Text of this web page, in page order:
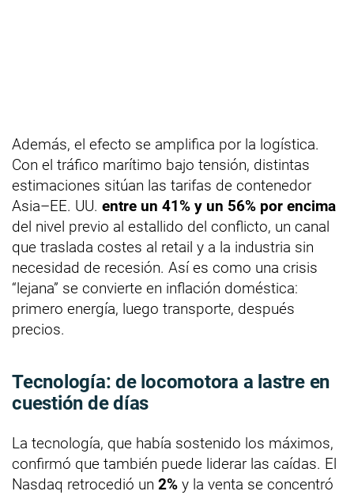
Además, el efecto se amplifica por la logística.
Con el tráfico marítimo bajo tensión, distintas
estimaciones sitúan las tarifas de contenedor
Asia–EE. UU. entre un 41% y un 56% por encima
del nivel previo al estallido del conflicto, un canal
que traslada costes al retail y a la industria sin
necesidad de recesión. Así es como una crisis
“lejana” se convierte en inflación doméstica:
primero energía, luego transporte, después
precios.
Tecnología: de locomotora a lastre en
cuestión de días
La tecnología, que había sostenido los máximos,
confirmó que también puede liderar las caídas. El
Nasdaq retrocedió un 2% y la venta se concentró